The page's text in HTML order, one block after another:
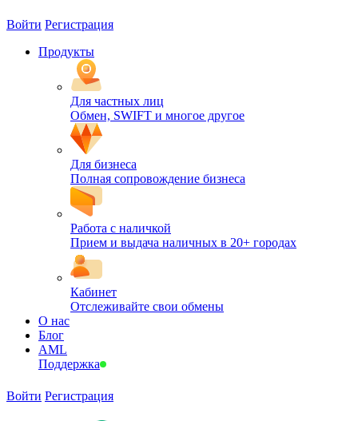
Войти Регистрация
Продукты
Для частных лиц
Обмен, SWIFT и многое другое
Для бизнеса
Полная сопровождение бизнеса
Работа с наличкой
Прием и выдача наличных в 20+ городах
Кабинет
Отслеживайте свои обмены
О нас
Блог
AML
Поддержка
Войти Регистрация